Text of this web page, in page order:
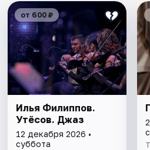
от 600 ₽
Илья Филиппов.
Утёсов. Джаз
12 декабря 2026 •
суббота